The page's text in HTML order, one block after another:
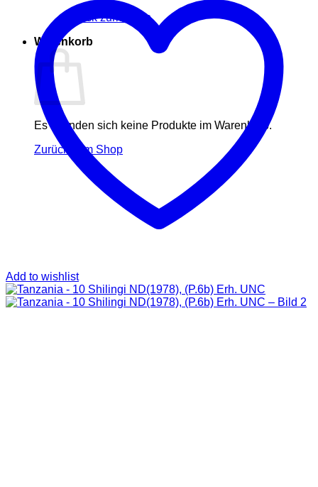
Zurück zum Shop
Warenkorb
Es befinden sich keine Produkte im Warenkorb.
Zurück zum Shop
Add to wishlist